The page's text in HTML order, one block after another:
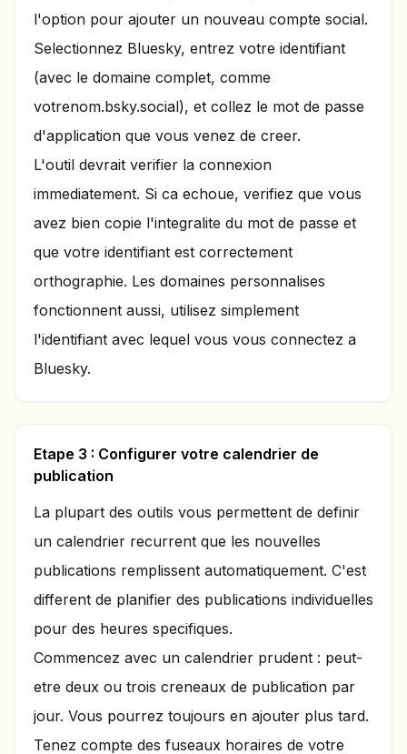
l'option pour ajouter un nouveau compte social.
Selectionnez Bluesky, entrez votre identifiant
(avec le domaine complet, comme
votrenom.bsky.social), et collez le mot de passe
d'application que vous venez de creer.
L'outil devrait verifier la connexion
immediatement. Si ca echoue, verifiez que vous
avez bien copie l'integralite du mot de passe et
que votre identifiant est correctement
orthographie. Les domaines personnalises
fonctionnent aussi, utilisez simplement
l'identifiant avec lequel vous vous connectez a
Bluesky.
Etape 3 : Configurer votre calendrier de
publication
La plupart des outils vous permettent de definir
un calendrier recurrent que les nouvelles
publications remplissent automatiquement. C'est
different de planifier des publications individuelles
pour des heures specifiques.
Commencez avec un calendrier prudent : peut-
etre deux ou trois creneaux de publication par
jour. Vous pourrez toujours en ajouter plus tard.
Tenez compte des fuseaux horaires de votre